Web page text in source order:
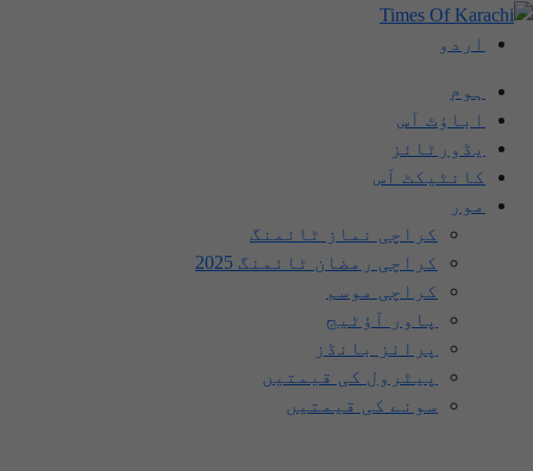
اردو
ہوم
اباؤٹ اَس
یڈورٹائز
کانٹیکٹ اَس
مور
کراچی نماز ٹائمنگ
کراچی رمضان ٹائمنگ 2025
کراچی موسم
پاور آؤٹیج
پرائز بانڈز
پیٹرول کی قیمتیں
سونے کی قیمتیں